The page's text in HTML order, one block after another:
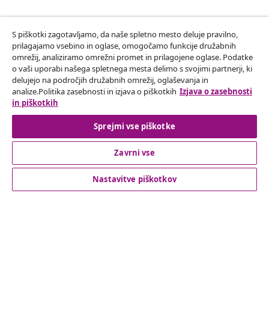
Odstop od pogodbe
Oddaj zahtevek za odstop od naročila.
Odstop od pogodbe
Podpora za stranke
S piškotki zagotavljamo, da naše spletno mesto deluje pravilno,
prilagajamo vsebino in oglase, omogočamo funkcije družabnih
omrežij, analiziramo omrežni promet in prilagojene oglase. Podatke
o vaši uporabi našega spletnega mesta delimo s svojimi partnerji, ki
delujejo na področjih družabnih omrežij, oglaševanja in
analize.Politika zasebnosti in izjava o piškotkih Izjava o zasebnosti
in piškotkih
Sprejmi vse piškotke
Zavrni vse
Nastavitve piškotkov